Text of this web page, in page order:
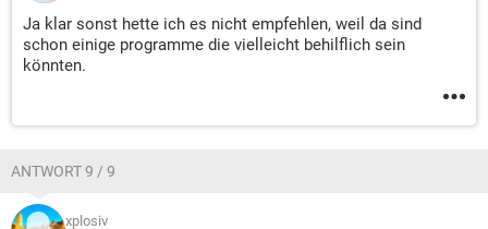
Ja klar sonst hette ich es nicht empfehlen, weil da sind
schon einige programme die vielleicht behilflich sein
könnten.
ANTWORT 9 / 9
xplosiv